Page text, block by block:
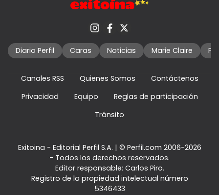
Diario Perfil Caras Noticias Marie Claire
Canales RSS Quienes Somos
Contáctenos
Privacidad
Equipo
Reglas de participación
Tránsito
Exitoina - Editorial Perfil S.A. | © Perfil.com 2006-2026
- Todos los derechos reservados.
Editor responsable: Carlos Piro.
Registro de la propiedad intelectual número
5346433